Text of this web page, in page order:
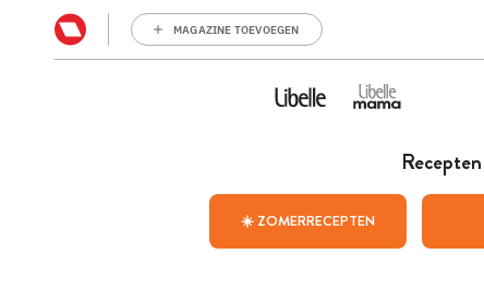
MAGAZINE TOEVOEGEN
Recepten
☀️ ZOMERRECEPTEN